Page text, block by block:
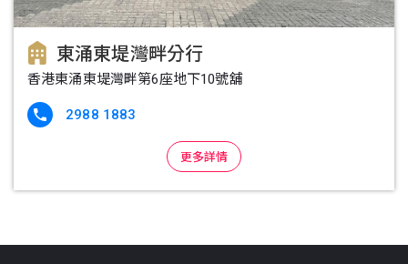
東涌東堤灣畔分行
香港東涌東堤灣畔第6座地下10號舖
 2988 1883
更多詳情